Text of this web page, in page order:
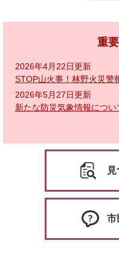
重
2026年4月22日更新
STOP山火事！林野火災警
2026年5月27日更新
新たな防災気象情報につい
市